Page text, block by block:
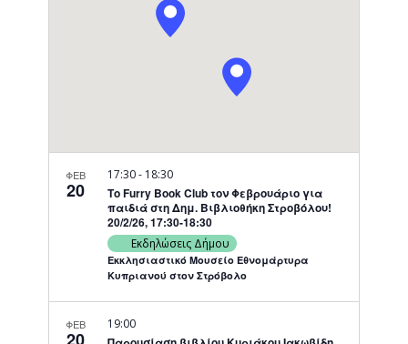
ΦΕΒ
20
Το Furry Book Club τον Φεβρουάριο για
παιδιά στη Δημ. Βιβλιοθήκη Στροβόλου!
20/2/26, 17:30-18:30
17:30- 18:30
Εκδηλώσεις Δήμου
Εκκλησιαστικό Μουσείο Εθνομάρτυρα
Κυπριανού στον Στρόβολο
ΦΕΒ 19:00